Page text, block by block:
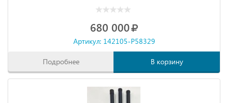
680 000
Артикул: 142105-P58329
Подробнее В корзину